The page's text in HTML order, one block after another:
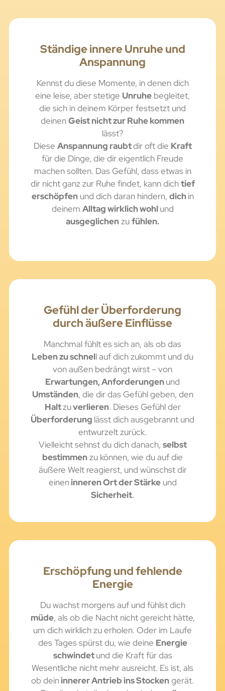
Ständige innere Unruhe und
Anspannung
Kennst du diese Momente, in denen dich
eine leise, aber stetige Unruhe begleitet,
die sich in deinem Körper festsetzt und
deinenGeist nicht zur Ruhe kommen
lässt?
Diese Anspannung raubtdir oft die Kraft
für die Dinge, die dir eigentlich Freude
machen sollten. Das Gefühl, dass etwas in
dir nicht ganz zur Ruhe findet, kann dichtief
erschöpfenund dich daran hindern, dichin
deinem Alltag wirklich wohlund
ausgeglichenzufühlen.
Gefühl der Überforderung
durch äußere Einflüsse
Manchmal fühlt es sich an, als ob das
Leben zu schnell auf dich zukommt und du
von außen bedrängt wirst – von
Erwartungen, Anforderungenund
Umständen, die dir das Gefühl geben, den
Haltzuverlieren. Dieses Gefühl der
Überforderung lässt dich ausgebrannt und
entwurzelt zurück.
Vielleicht sehnst du dich danach, selbst
bestimmenzu können, wie du auf die
äußere Welt reagierst, und wünschst dir
eineninneren Ort der Stärkeund
Sicherheit.
Erschöpfung und fehlende
Energie
Du wachst morgens auf und fühlst dich
müde, als ob die Nacht nicht gereicht hätte,
um dich wirklich zu erholen. Oder im Laufe
des Tages spürst du, wie deine Energie
schwindetund die Kraft für das
Wesentliche nicht mehr ausreicht. Es ist, als
ob deininnerer Antrieb ins Stockengerät.